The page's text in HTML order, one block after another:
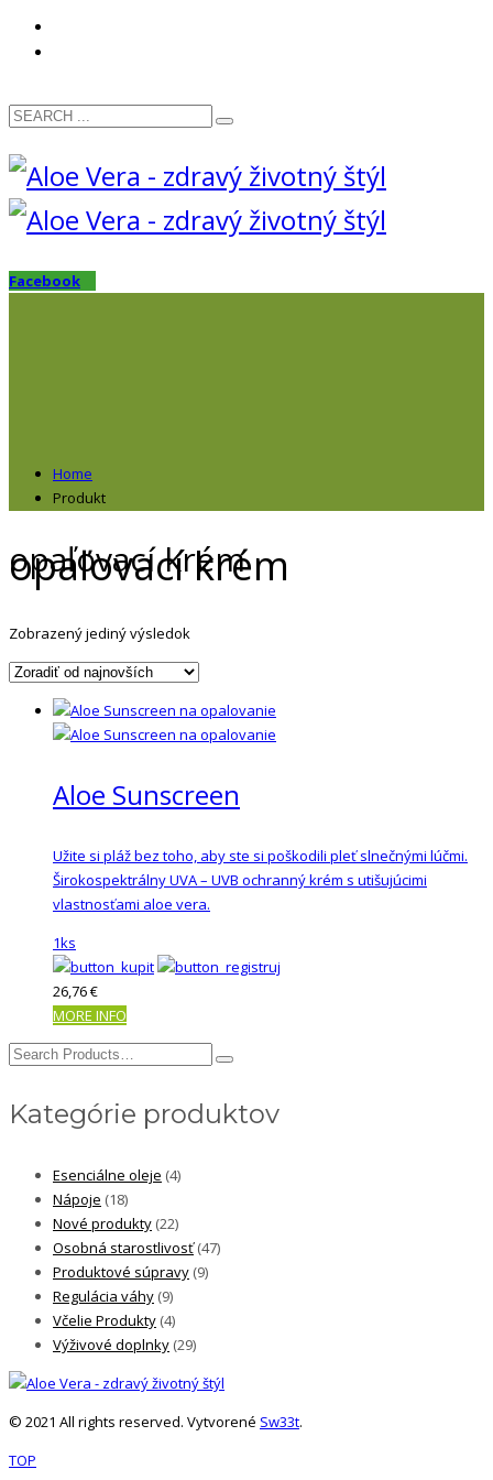
Facebook
Home
Produkt
opaľovací krém
opaľovací krém
Zobrazený jediný výsledok
Aloe Sunscreen
Užite si pláž bez toho, aby ste si poškodili pleť slnečnými lúčmi.
Širokospektrálny UVA – UVB ochranný krém s utišujúcimi
vlastnosťami aloe vera.
1ks
26,76€
MORE INFO
Search
Kategórie produktov
Esenciálne oleje (4)
Nápoje (18)
Nové produkty (22)
Osobná starostlivosť (47)
Produktové súpravy (9)
Regulácia váhy (9)
Včelie Produkty (4)
Výživové doplnky (29)
© 2021 All rights reserved. Vytvorené Sw33t.
TOP